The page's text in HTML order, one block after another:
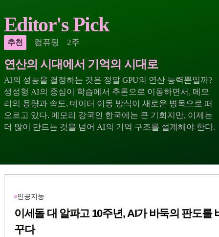
Editor's Pick
추천 컴퓨팅 2주
연산의 시대에서 기억의 시대로
AI의 성능을 결정하는 것은 정말 GPU의 연산 능력뿐일까?
생성형 AI의 중심이 학습에서 추론으로 이동하면서, 메모
리의 용량과 속도, 데이터 이동 방식이 새로운 병목으로 떠
오르고 있다. 메모리 강국인 한국에는 큰 기회지만, 이제는
더 많이 만드는 것을 넘어 AI의 기억 구조를 설계해야 한다.
인공지능
이세돌 대 알파고 10주년, AI가 바둑의 판도를
꾸다